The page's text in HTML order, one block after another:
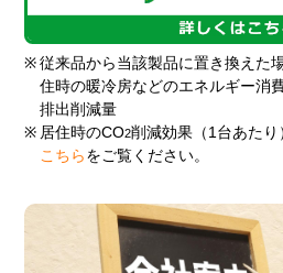
※ 従来品から当該製品に置き換えた
住時の暖冷房などのエネルギー消
排出削減量
※ 居住時のCO2削減効果（1台あたり
こちら をご覧ください。